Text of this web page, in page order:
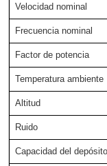
Velocidad nominal
Frecuencia nominal
Factor de potencia
Temperatura ambiente
Altitud
Ruido
Capacidad del